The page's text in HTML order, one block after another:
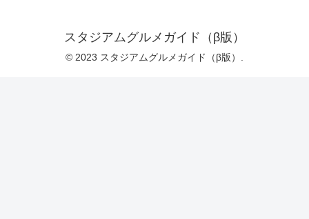
スタジアムグルメガイド（β版）
© 2023 スタジアムグルメガイド（β版）.